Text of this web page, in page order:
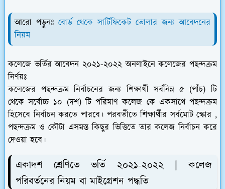
আরো পড়ুনঃ বোর্ড থেকে সার্টিফিকেট তোলার জন্য আবেদনের
নিয়ম
কলেজে ভর্তির আবেদন ২০২১-২০২২ অনলাইনে কলেজের পছন্দক্রম
নির্ণয়ঃ
কলেজের পছন্দক্রম নির্বাচনের জন্য শিক্ষার্থী সর্বনিম্ন ৫ (পাঁচ) টি
থেকে সর্বোচ্চ ১০ (দশ) টি পরিমাণ কলেজ কে একসাথে পছন্দক্রম
হিসেবে নির্বাচন করতে পারবে। পরবর্তীতে শিক্ষার্থীর সর্বমোট স্কোর ,
পছন্দক্রম ও কৌটা এসমস্ত কিছুর ভিত্তিতে তার কলেজ নির্বাচন করে
দেওয়া হবে।
একাদশ শ্রেণিতে ভর্তি ২০২১-২০২২ | কলেজ
পরিবর্তনের নিয়ম বা মাইগ্রেশন পদ্ধতি